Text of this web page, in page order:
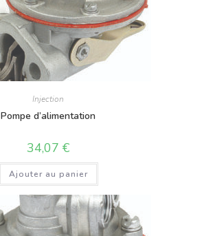
Injection
Pompe d’alimentation
34,07 €
Ajouter au panier